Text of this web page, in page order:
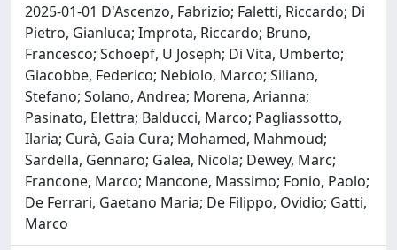
2025-01-01 D'Ascenzo, Fabrizio; Faletti, Riccardo; Di
Pietro, Gianluca; Improta, Riccardo; Bruno,
Francesco; Schoepf, U Joseph; Di Vita, Umberto;
Giacobbe, Federico; Nebiolo, Marco; Siliano,
Stefano; Solano, Andrea; Morena, Arianna;
Pasinato, Elettra; Balducci, Marco; Pagliassotto,
Ilaria; Curà, Gaia Cura; Mohamed, Mahmoud;
Sardella, Gennaro; Galea, Nicola; Dewey, Marc;
Francone, Marco; Mancone, Massimo; Fonio, Paolo;
De Ferrari, Gaetano Maria; De Filippo, Ovidio; Gatti,
Marco